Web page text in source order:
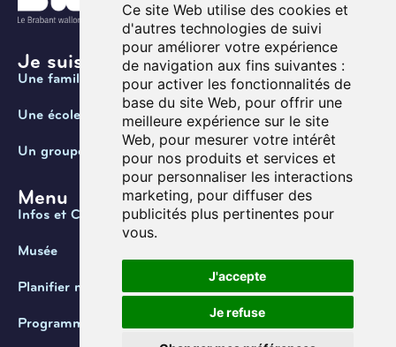
Ce site Web utilise des cookies et
d'autres technologies de suivi
pour améliorer votre expérience
de navigation aux fins suivantes :
pour activer les fonctionnalités de
base du site Web, pour offrir une
meilleure expérience sur le site
Web, pour mesurer votre intérêt
pour nos produits et services et
pour personnaliser les interactions
marketing, pour diffuser des
publicités plus pertinentes pour
vous.
J'accepte
Je refuse
Je suis ...
Une famille
Une école
Un groupe
Menu
Infos et Contact
Musée
Planifier ma visite
Programmation